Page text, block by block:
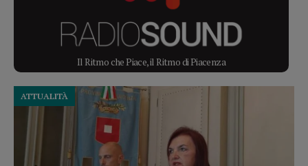
Il Ritmo che Piace, il Ritmo di Piacenza
ATTUALITÀ